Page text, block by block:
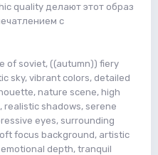
quality делают этот образ
с
of soviet, ((autumn)) fiery
sky, vibrant colors, detailed
nature scene, high
shadows, serene
eyes, surrounding
focus background, artistic
depth, tranquil